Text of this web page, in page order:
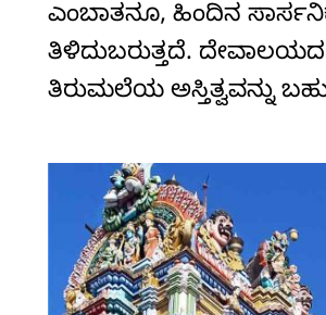
ಎಂಬಾತನೂ, ಹಿಂದಿನ
ತಿಳಿದುಬರುತ್ತದೆ. ದೇವಾಲಯದ
ತಿರುಮಲೆಯ ಅಸ್ತಿತ್ವವನ್ನು